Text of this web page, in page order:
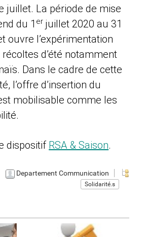
juillet. La période de mise
du 1 er juillet 2020 au 31
ouvre l’expérimentation
d’été notamment
Dans le cadre de cette
l’offre d’insertion du
mobilisable comme les
dispositif RSA & Saison.
Departement Communication
Solidarité.s